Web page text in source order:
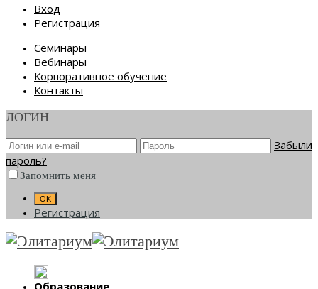
Вход
Регистрация
Семинары
Вебинары
Корпоративное обучение
Контакты
ЛОГИН
Забыли
пароль?
Запомнить меня
Регистрация
Образование